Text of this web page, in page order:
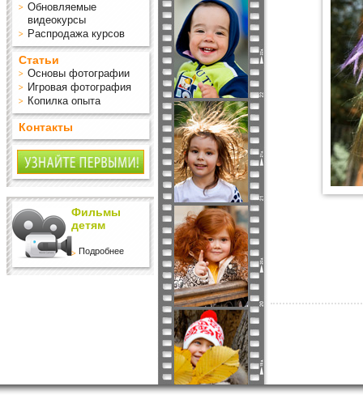
Обновляемые
видеокурсы
Распродажа курсов
Статьи
Основы фотографии
Игровая фотография
Копилка опыта
Контакты
Фильмы
детям
Подробнее